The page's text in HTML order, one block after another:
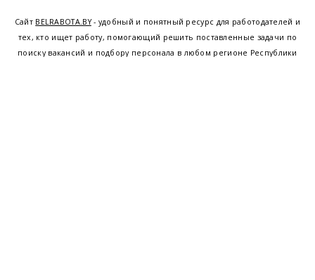
Сайт BELRABOTA.BY- удобный и понятный ресурс для работодателей и
тех, кто ищет работу, помогающий решить поставленные задачи по
поиску вакансий и подбору персонала в любом регионе Республики